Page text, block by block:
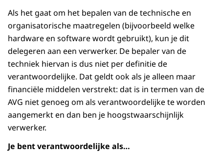
Als het gaat om het bepalen van de technische en
organisatorische maatregelen (bijvoorbeeld welke
hardware en software wordt gebruikt), kun je dit
delegeren aan een verwerker. De bepaler van de
techniek hiervan is dus niet per definitie de
verantwoordelijke. Dat geldt ook als je alleen maar
financiële middelen verstrekt: dat is in termen van de
AVG niet genoeg om als verantwoordelijke te worden
aangemerkt en dan ben je hoogstwaarschijnlijk
verwerker.
Je bent verantwoordelijke als…